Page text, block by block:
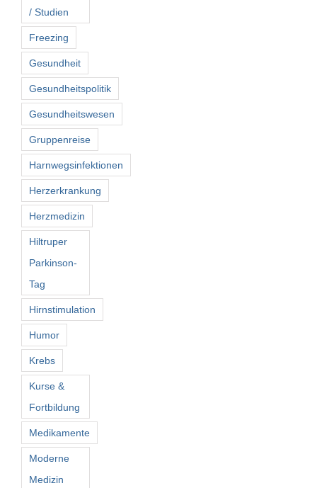
/ Studien
Freezing
Gesundheit
Gesundheitspolitik
Gesundheitswesen
Gruppenreise
Harnwegsinfektionen
Herzerkrankung
Herzmedizin
Hiltruper
Parkinson-
Tag
Hirnstimulation
Humor
Krebs
Kurse &
Fortbildung
Medikamente
Moderne
Medizin